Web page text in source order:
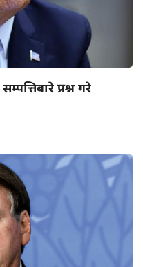
प्रश्न गरे